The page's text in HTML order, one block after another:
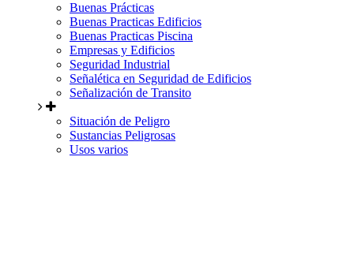
Buenas Prácticas
Buenas Practicas Edificios
Buenas Practicas Piscina
Empresas y Edificios
Seguridad Industrial
Señalética en Seguridad de Edificios
Señalización de Transito
Situación de Peligro
Sustancias Peligrosas
Usos varios